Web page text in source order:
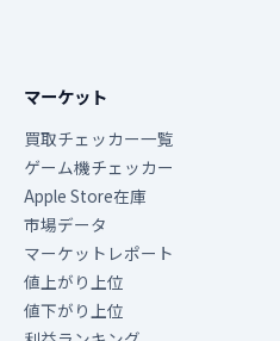
マーケット
買取チェッカー一覧
ゲーム機チェッカー
Apple Store在庫
市場データ
マーケットレポート
値上がり上位
値下がり上位